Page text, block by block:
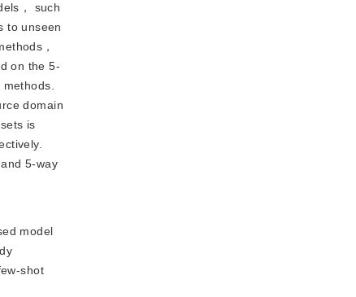
， such
to unseen
，
on the 5-
domain
is
5-way
model
shot